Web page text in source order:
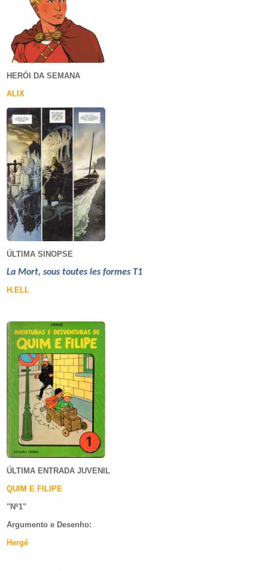
HERÓI DA SEMANA
ALIX
ÚLTIMA SINOPSE
La Mort, sous toutes les formes T1
H.ELL
ÚLTIMA ENTRADA JUVENIL
QUIM E FILIPE
"Nº1"
Argumento e Desenho:
Hergé